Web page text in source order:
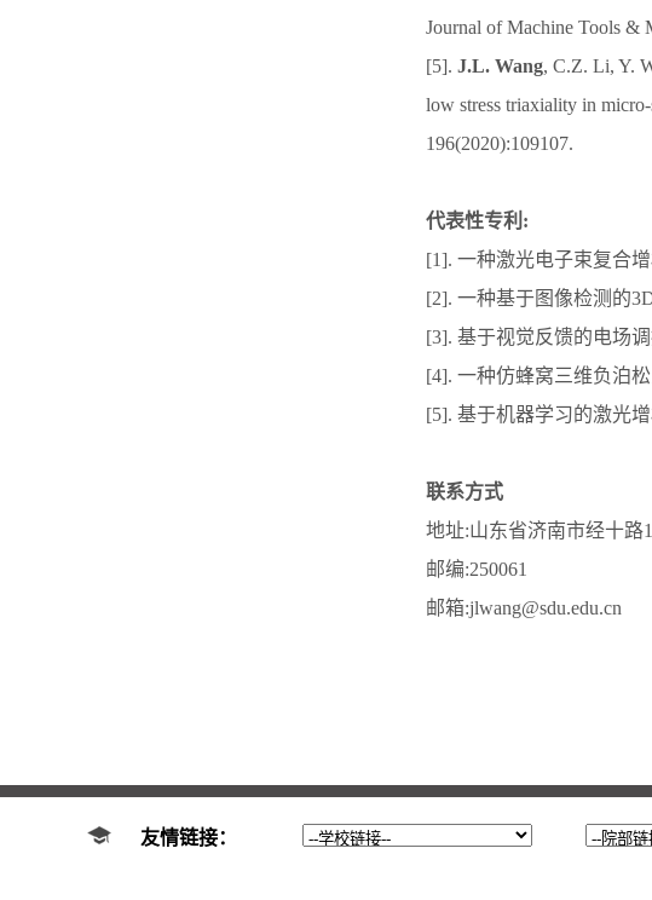
Journal of Machine Tools &
[5]. J.L. Wang, C.Z. Li, Y.
low stress triaxiality in
196(2020):109107.
代表性专利:
[1]. 一种激光电子束复合
[2]. 一种基于图像检测的
[3]. 基于视觉反馈的电场
[4]. 一种仿蜂窝三维负泊
[5]. 基于机器学习的激光
联系方式
地址:山东省济南市经十路
邮编:250061
邮箱:jlwang@sdu.edu.cn
友情链接：